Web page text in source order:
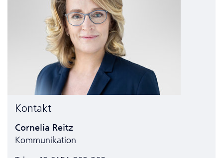
Kontakt
Cornelia Reitz
Kommunikation